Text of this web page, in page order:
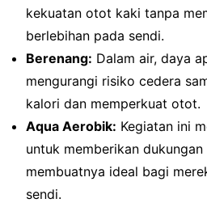
kekuatan otot kaki tanpa
berlebihan pada sendi.
Berenang: Dalam air, daya
mengurangi risiko cedera
kalori dan memperkuat otot.
Aqua Aerobik: Kegiatan ini
untuk memberikan
membuatnya ideal bagi
sendi.